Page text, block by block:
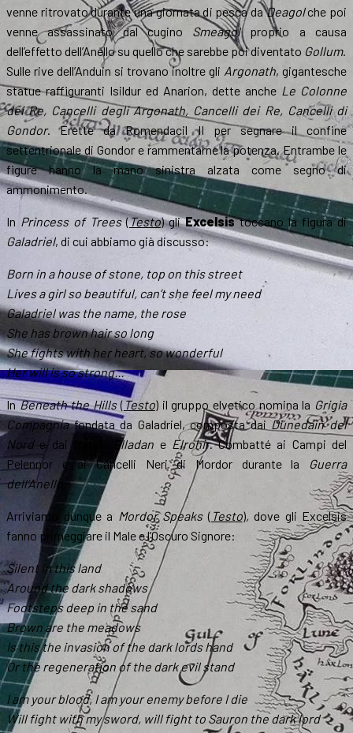
venne ritrovato durante una giornata di pesca daDeagolche poi
venne assassinato dal cugino Smeagolproprio a causa
dell’effetto dell’Anello su quello che sarebbe poi diventato Gollum.
Sulle rive dell’Anduin si trovano inoltre gli Argonath, gigantesche
statue raffiguranti Isildur ed Anarion, dette anche Le Colonne
dei Re, Cancelli degli Argonath, Cancelli dei Re, Cancelli di
Gondor. Erette da Romendacil II per segnare il confine
settentrionale di Gondor e rammentarne la potenza. Entrambe le
figure hanno la mano sinistra alzata come segno di
ammonimento.
In Princess of Trees(Testo) gliExcelsistoccano la figura di
Galadriel, di cui abbiamo già discusso:
Born in a house of stone, top on this street
Lives a girl so beautiful, can’t she feel my need
Galadriel was the name, the rose
She has brown hair so long
She fights with her heart, so wonderful
Her will is so strong…
InBeneath the Hills(Testo) il gruppo elvetico nomina la Grigia
Compagniafondata da Galadriel, composta daiDúnedain del
Norde dai fratelli Elladan e Elrohir. Combatté ai Campi del
Pelennor e ai Cancelli Neri di Mordor durante la
Guerra
dell’Anello.
Arriviamo dunque a Mordor Speaks( Testo), dove gli Excelsis
fanno primeggiare il Male e l’Oscuro Signore:
Silent in this land
Around the dark shadows
Footsteps deep in the sand
Brown are the meadows
Is this the invasion of the dark lords hand
Or the regeneration of the dark evil stand
I am your blood, I am your enemy before I die
Will fight with my sword, will fight to Sauron the dark lord